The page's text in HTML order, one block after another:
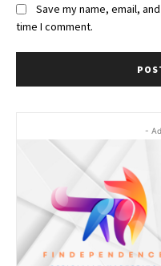
Save my name, email,
time I comment.
-